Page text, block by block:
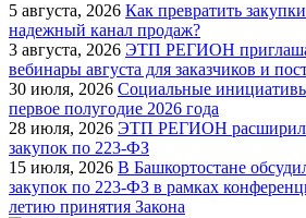
5 августа, 2026 Как превратить
надежный канал продаж?
3 августа, 2026 ЭТП РЕГИОН
вебинары августа для заказчиков и
30 июля, 2026 Социальные
первое полугодие 2026 года
28 июля, 2026 ЭТП РЕГИОН
закупок по 223-ФЗ
15 июля, 2026 В Башкортостане
закупок по 223-ФЗ в рамках
летию принятия Закона